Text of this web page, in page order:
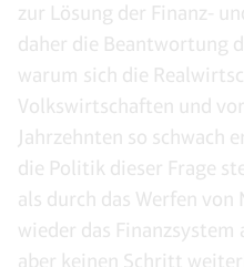
zur Lösung der Finanz-
daher die Beantwortung
warum sich die
Volkswirtschaften und
Jahrzehnten so schwach
die Politik dieser Frage
als durch das Werfen
wieder das Finanzsystem
aber keinen Schritt